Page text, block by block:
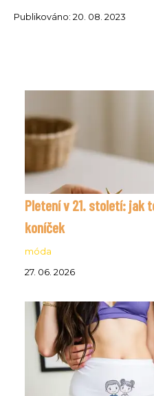
Publikováno: 20. 08. 2023
Pletení v 21. století: jak
koníček
móda
27. 06. 2026